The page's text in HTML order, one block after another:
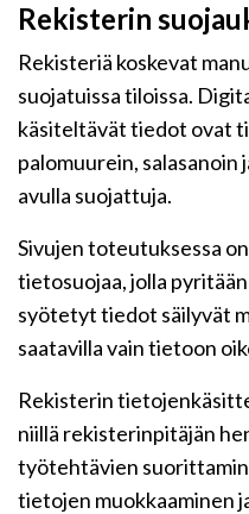
Rekisterin
Rekisteriä koskevat
suojatuissa tiloissa.
käsiteltävät tiedot ovat
palomuurein,
avulla suojattuja.
Sivujen toteutuksessa
tietosuojaa, jolla
syötetyt tiedot säilyvät
saatavilla vain tietoon
Rekisterin
niillä rekisterinpitäjän
työtehtävien
tietojen muokkaaminen